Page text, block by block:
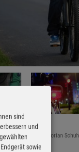
Mobilität/pd-f/Florian Schuh
sind
und
sowie